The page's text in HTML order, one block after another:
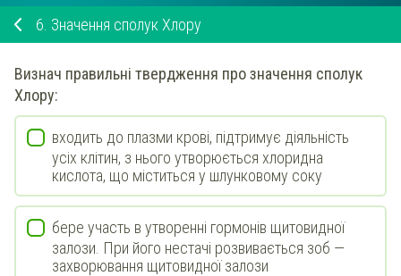
6. Значення сполук Хлору
Визнач правильні твердження про значення сполук
Хлору:
входить до плазми крові, підтримує діяльність
усіх клітин, з нього утворюється хлоридна
кислота, що міститься у шлунковому соку
бере участь в утворенні гормонів щитовидної
залози. При його нестачі розвивається зоб —
захворювання щитовидної залози